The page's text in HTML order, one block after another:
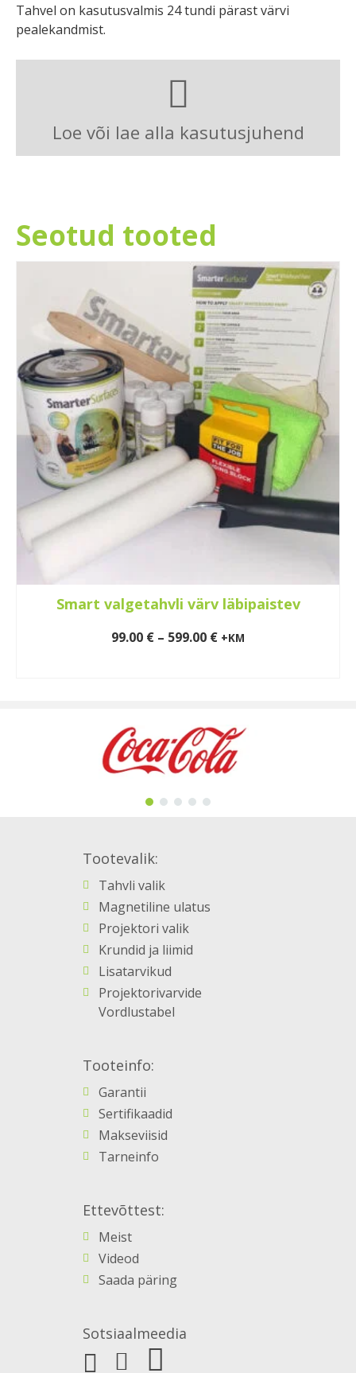
Tahvel on kasutusvalmis 24 tundi pärast värvi
pealekandmist.
Loe või lae alla kasutusjuhend
Seotud tooted
Smart valgetahvli värv läbipaistev
99.00 € – 599.00 €Price
+KM
has
multiple
variants.
options
product
page
Tootevalik:
Tahvli valik
Magnetiline ulatus
Projektori valik
Krundid ja liimid
Lisatarvikud
Projektorivarvide
Vordlustabel
Tooteinfo:
Garantii
Sertifikaadid
Makseviisid
Tarneinfo
Ettevõttest:
Meist
Videod
Saada päring
Sotsiaalmeedia